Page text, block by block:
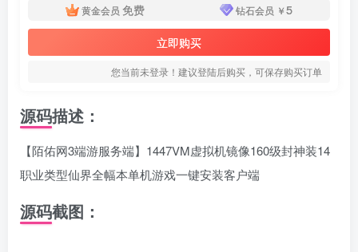
黄金会员 免费 钻石会员 ￥5
立即购买
您当前未登录！建议登陆后购买，可保存购买订单
源码描述：
【陌佑网3端游服务端】1447VM虚拟机镜像160级封神装14
职业类型仙界全幅本单机游戏一键安装客户端
源码截图：